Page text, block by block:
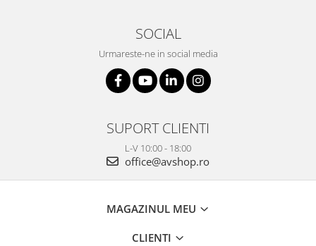
SOCIAL
Urmareste-ne in social media
SUPORT CLIENTI
L-V 10:00 - 18:00
office@avshop.ro
MAGAZINUL MEU
CLIENTI